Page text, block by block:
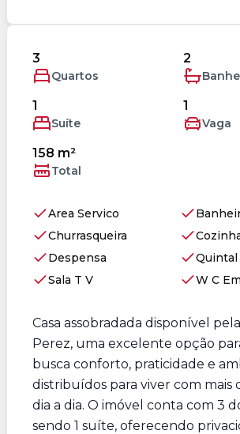
3
Quartos
2
1
Suíte
1
Vaga
158 m²
Total
Area Servico
Churrasqueira
Despensa
Quintal
Sala T V
W C
Casa assobradada disponível
Perez, uma excelente opção
busca conforto, praticidade e
distribuídos para viver com mais
dia a dia. O imóvel conta com 3
sendo 1 suíte, oferecendo